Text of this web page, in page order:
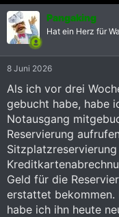
k
t
i
o
n
Pangaking
Hat ein Herz für
8 Juni 2026
Als ich vor drei
gebucht habe, habe
Notausgang
Reservierung
Geld für die
erstattet bekommen.
habe ich ihn heute